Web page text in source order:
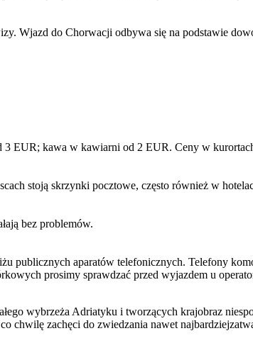
Wjazd do Chorwacji odbywa się na podstawie
kawa w kawiarni od 2 EUR. Ceny w
stoją skrzynki pocztowe, często również w
bez problemów.
publicznych aparatów telefonicznych. Telefony
prosimy sprawdzać przed wyjazdem u
wybrzeża Adriatyku i tworzących krajobraz
chwilę zachęci do zwiedzania nawet